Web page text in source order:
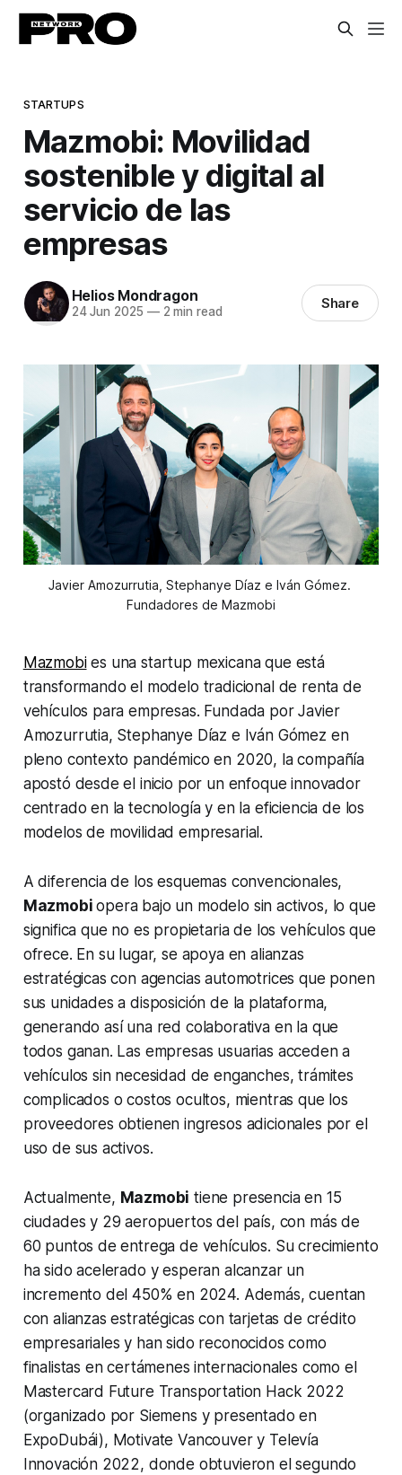
STARTUPS
Mazmobi: Movilidad
sostenible y digital al
servicio de las
empresas
Helios Mondragon
24 Jun 2025 —2 min read Share
Javier Amozurrutia, Stephanye Díaz e Iván Gómez.
Fundadores de Mazmobi
Mazmobies una startup mexicana que está
transformando el modelo tradicional de renta de
vehículos para empresas. Fundada por Javier
Amozurrutia, Stephanye Díaz e Iván Gómez en
pleno contexto pandémico en 2020, la compañía
apostó desde el inicio por un enfoque innovador
centrado en la tecnología y en la eficiencia de los
modelos de movilidad empresarial.
A diferencia de los esquemas convencionales,
Mazmobiopera bajo un modelo sin activos, lo que
significa que no es propietaria de los vehículos que
ofrece. En su lugar, se apoya en alianzas
estratégicas con agencias automotrices que ponen
sus unidades a disposición de la plataforma,
generando así una red colaborativa en la que
todos ganan. Las empresas usuarias acceden a
vehículos sin necesidad de enganches, trámites
complicados o costos ocultos, mientras que los
proveedores obtienen ingresos adicionales por el
uso de sus activos.
Actualmente, Mazmobi tiene presencia en 15
ciudades y 29 aeropuertos del país, con más de
60 puntos de entrega de vehículos. Su crecimiento
ha sido acelerado y esperan alcanzar un
incremento del 450% en 2024. Además, cuentan
con alianzas estratégicas con tarjetas de crédito
empresariales y han sido reconocidos como
finalistas en certámenes internacionales como el
Mastercard Future Transportation Hack 2022
(organizado por Siemens y presentado en
ExpoDubái), Motivate Vancouver y Televía
Innovación 2022, donde obtuvieron el segundo